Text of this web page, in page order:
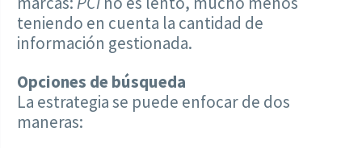
teniendo en cuenta la cantidad de
información gestionada.
Opciones de búsqueda
La estrategia se puede enfocar de dos
maneras: